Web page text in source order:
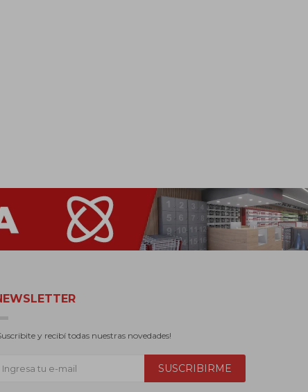
y recibí todas nuestras novedades!
SUSCRIBIRME